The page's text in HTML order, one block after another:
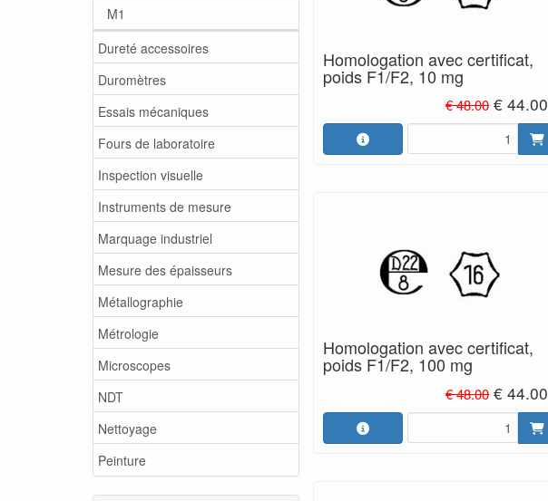
M1
Dureté accessoires
Duromètres
Essais mécaniques
Fours de laboratoire
Inspection visuelle
Instruments de mesure
Marquage industriel
Mesure des épaisseurs
Métallographie
Métrologie
Microscopes
NDT
Nettoyage
Peinture
Homologation avec certificat,
poids F1/F2, 10 mg
€ 48.00 € 44.00
Homologation avec certificat,
poids F1/F2, 100 mg
€ 48.00 € 44.00